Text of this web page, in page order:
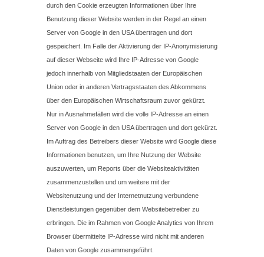
durch den Cookie erzeugten Informationen über Ihre
Benutzung dieser Website werden in der Regel an einen
Server von Google in den USA übertragen und dort
gespeichert. Im Falle der Aktivierung der IP-Anonymisierung
auf dieser Webseite wird Ihre IP-Adresse von Google
jedoch innerhalb von Mitgliedstaaten der Europäischen
Union oder in anderen Vertragsstaaten des Abkommens
über den Europäischen Wirtschaftsraum zuvor gekürzt.
Nur in Ausnahmefällen wird die volle IP-Adresse an einen
Server von Google in den USA übertragen und dort gekürzt.
Im Auftrag des Betreibers dieser Website wird Google diese
Informationen benutzen, um Ihre Nutzung der Website
auszuwerten, um Reports über die Websiteaktivitäten
zusammenzustellen und um weitere mit der
Websitenutzung und der Internetnutzung verbundene
Dienstleistungen gegenüber dem Websitebetreiber zu
erbringen. Die im Rahmen von Google Analytics von Ihrem
Browser übermittelte IP-Adresse wird nicht mit anderen
Daten von Google zusammengeführt.